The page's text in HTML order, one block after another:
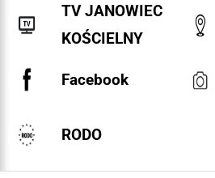
TV JANOWIEC
KOŚCIELNY
Facebook
RODO